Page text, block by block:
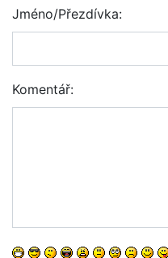
Jméno/Přezdívka:
Komentář: